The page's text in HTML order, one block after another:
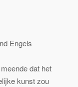
Engels
dat het
kunst zou